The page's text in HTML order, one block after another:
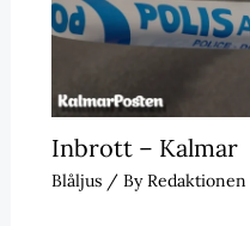
Inbrott – Kalmar
Blåljus/ ByRedaktionen